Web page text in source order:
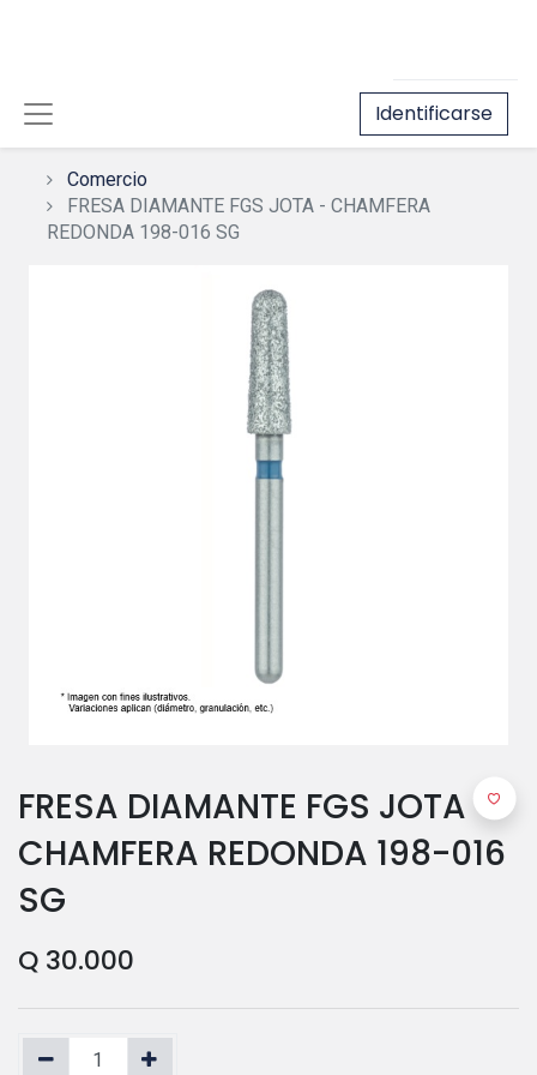
Identificarse
Comercio
FRESA DIAMANTE FGS JOTA - CHAMFERA
REDONDA 198-016 SG
FRESA DIAMANTE FGS JOTA -
CHAMFERA REDONDA 198-016
SG
Q 30.000